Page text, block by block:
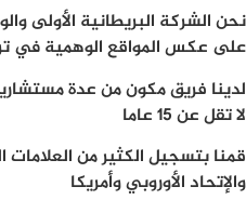
نحن الشركة البريطانية الأولى
على عكس المواقع الوهمية في
لدينا فريق مكون من عدة
لا تقل عن 15 عاما
قمنا بتسجيل الكثير من العلامات
والإتحاد الأوروبي وأمريكا